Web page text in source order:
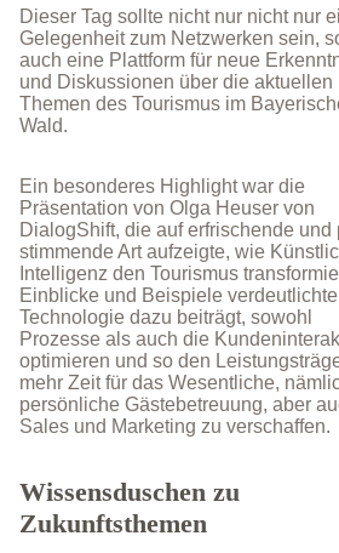
Dieser Tag sollte nicht nur nicht nur
Gelegenheit zum Netzwerken sein,
auch eine Plattform für neue
und Diskussionen über die aktuellen
Themen des Tourismus im
Wald.
Ein besonderes Highlight war die
Präsentation von Olga Heuser von
DialogShift, die auf erfrischende und
stimmende Art aufzeigte, wie
Intelligenz den Tourismus
Einblicke und Beispiele
Technologie dazu beiträgt, sowohl
Prozesse als auch die
optimieren und so den
mehr Zeit für das Wesentliche,
persönliche Gästebetreuung, aber
Sales und Marketing zu verschaffen.
Wissensduschen zu
Zukunftsthemen